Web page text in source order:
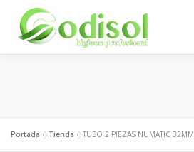
contenido
ÁREA CLIENTES CONTACTO
Portada »Tienda »TUBO 2 PIEZAS NUMATIC 32MM